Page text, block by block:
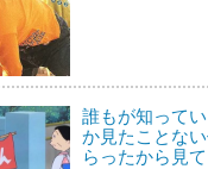
誰もが知って
か見たことな
らったから見て